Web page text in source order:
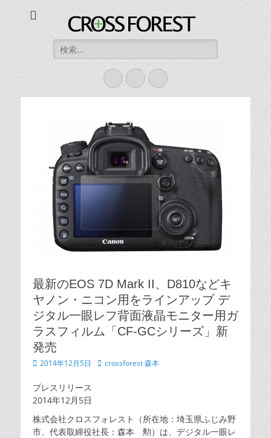
CROSS FOREST
デジタルとアナログの素敵な融合を
検
索:
TwitterInstagram
買
カ
ゴ
最新のEOS 7D Mark II、D810などキ
ヤノン・ニコン用をラインアップ デ
ジタル一眼レフ背面液晶モニター用ガ
ラスフィルム「CF-GCシリーズ」新
発売
投
日
2014年12月5日
投 crossforest 森本
プレスリリース
2014年12月5日
株式会社クロスフォレスト（所在地：埼玉県ふじみ野
市、代表取締役社長：森本 勲）は、デジタル一眼レ